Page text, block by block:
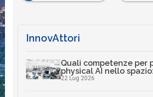
InnovAttori
Quali competenze per
physical AI nello
22 Lug 2026